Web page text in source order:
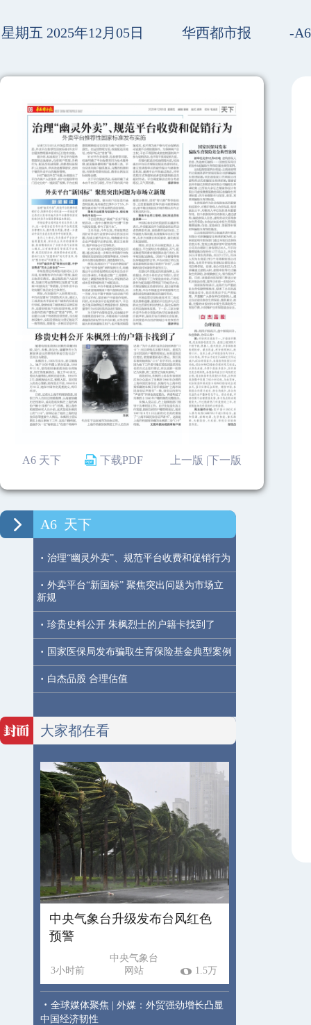
星期五 2025年12月05日 华西都市报 -
A6 天下 下载PDF 下一版
上一版 |
A6 天下
· 治理“幽灵外卖”、规范平台收费和促销行为
· 外卖平台“新国标” 聚焦突出问题为市场立
新规
· 珍贵史料公开 朱枫烈士的户籍卡找到了
· 国家医保局发布骗取生育保险基金典型案例
· 白杰品股 合理估值
大家都在看
中央气象台升级发布台风红色
预警
3小时前
中央气象台
网站
1.5万
· 全球媒体聚焦 | 外媒：外贸强劲增长凸显
中国经济韧性